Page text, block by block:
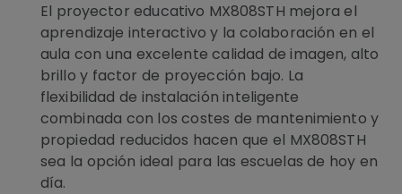
El proyector educativo MX808STH mejora el
aprendizaje interactivo y la colaboración en el
aula con una excelente calidad de imagen, alto
brillo y factor de proyección bajo. La
flexibilidad de instalación inteligente
combinada con los costes de mantenimiento y
propiedad reducidos hacen que el MX808STH
sea la opción ideal para las escuelas de hoy en
día.